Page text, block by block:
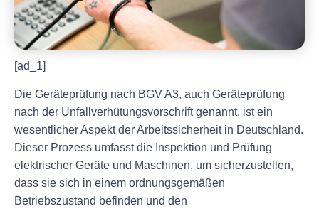
[ad_1]
Die Geräteprüfung nach BGV A3, auch Geräteprüfung
nach der Unfallverhütungsvorschrift genannt, ist ein
wesentlicher Aspekt der Arbeitssicherheit in Deutschland.
Dieser Prozess umfasst die Inspektion und Prüfung
elektrischer Geräte und Maschinen, um sicherzustellen,
dass sie sich in einem ordnungsgemäßen
Betriebszustand befinden und den